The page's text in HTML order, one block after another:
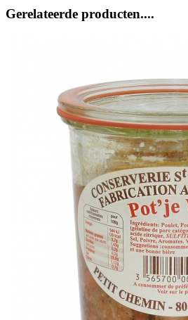
Gerelateerde producten....